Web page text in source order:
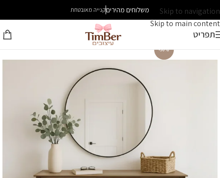
Skip to navigation
Skip to main content
משלוחים מהיריםקנייה מאובטחת
תפריט
-30%